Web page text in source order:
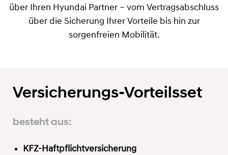
über Ihren Hyundai Partner – vom Vertragsabschluss
über die Sicherung Ihrer Vorteile bis hin zur
sorgenfreien Mobilität.
Versicherungs-Vorteilsset
besteht aus:
KFZ-Haftpflichtversicherung